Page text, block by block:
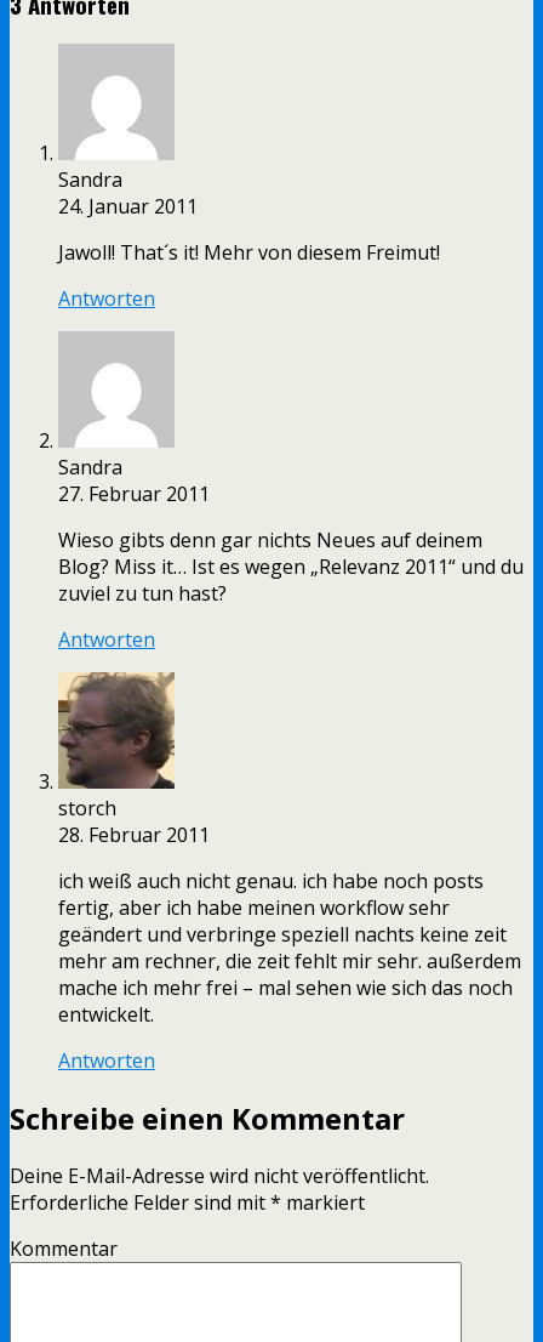
Sandra
24. Januar 2011
Jawoll! That´s it! Mehr von diesem Freimut!
Antworten
Sandra
27. Februar 2011
Wieso gibts denn gar nichts Neues auf deinem
Blog? Miss it… Ist es wegen „Relevanz 2011“ und du
zuviel zu tun hast?
Antworten
storch
28. Februar 2011
ich weiß auch nicht genau. ich habe noch posts
fertig, aber ich habe meinen workflow sehr
geändert und verbringe speziell nachts keine zeit
mehr am rechner, die zeit fehlt mir sehr. außerdem
mache ich mehr frei – mal sehen wie sich das noch
entwickelt.
Antworten
Schreibe einen Kommentar
Deine E-Mail-Adresse wird nicht veröffentlicht.
Erforderliche Felder sind mit* markiert
Kommentar